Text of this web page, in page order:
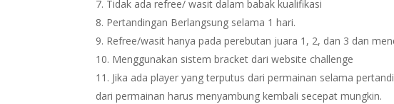
Tidak ada refree/ wasit dalam babak kualifikasi
Pertandingan Berlangsung selama 1 hari.
Refree/wasit hanya pada perebutan juara 1, 2, dan 3 dan
Menggunakan sistem bracket dari website challenge
Jika ada player yang terputus dari permainan selama
dari permainan harus menyambung kembali secepat mungkin.